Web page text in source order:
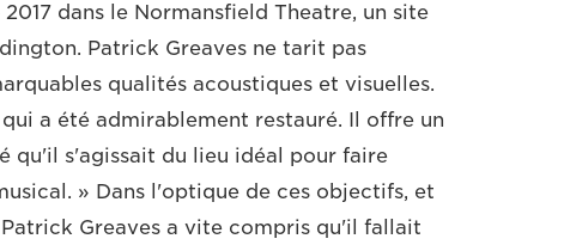
dans le Normansfield Theatre, un site
Patrick Greaves ne tarit pas
qualités acoustiques et visuelles.
a été admirablement restauré. Il offre un
qu'il s'agissait du lieu idéal pour faire
» Dans l'optique de ces objectifs, et
Greaves a vite compris qu'il fallait